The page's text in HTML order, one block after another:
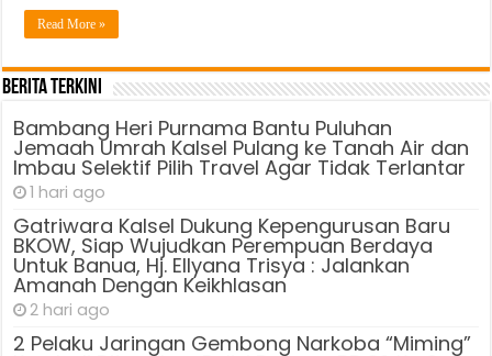
Read More »
Berita Terkini
Bambang Heri Purnama Bantu Puluhan
Jemaah Umrah Kalsel Pulang ke Tanah Air dan
Imbau Selektif Pilih Travel Agar Tidak Terlantar
1 hari ago
Gatriwara Kalsel Dukung Kepengurusan Baru
BKOW, Siap Wujudkan Perempuan Berdaya
Untuk Banua, Hj. Ellyana Trisya : Jalankan
Amanah Dengan Keikhlasan
2 hari ago
2 Pelaku Jaringan Gembong Narkoba “Miming”